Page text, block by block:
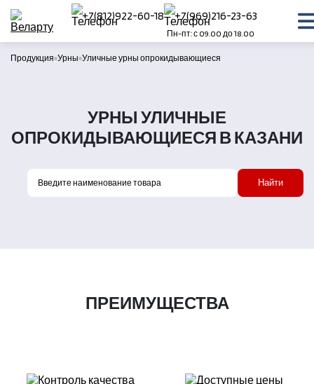
+7(812)922-60-18 +7(969)216-23-63
Пн-пт: с 09.00 до 18.00
Продукция Урны Уличные урны опрокидывающиеся
УРНЫ УЛИЧНЫЕ
ОПРОКИДЫВАЮЩИЕСЯ В КАЗАНИ
Найти
ПРЕИМУЩЕСТВА